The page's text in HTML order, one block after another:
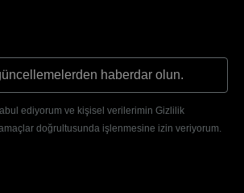
ediyorum ve kişisel verilerimin Gizlilik
doğrultusunda işlenmesine izin veriyorum.